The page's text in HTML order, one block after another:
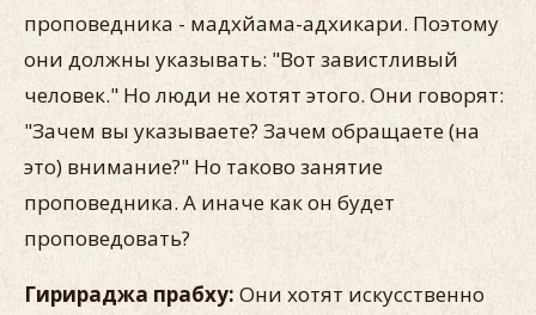
проповедника - мадхйама-адхикари. Поэтому
они должны указывать: "Вот завистливый
человек." Но люди не хотят этого. Они говорят:
"Зачем вы указываете? Зачем обращаете (на
это) внимание?" Но таково занятие
проповедника. А иначе как он будет
проповедовать?
Гирираджа прабху: Они хотят искусственно